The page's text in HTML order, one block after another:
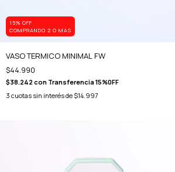
15% OFF
COMPRANDO 2 O MÁS
VASO TERMICO MINIMAL FW
$44.990
$38.242 con Transferencia 15%0FF
3 cuotas sin interés de $14.997